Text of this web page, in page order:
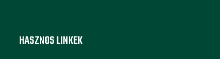
HASZNOS LINKEK